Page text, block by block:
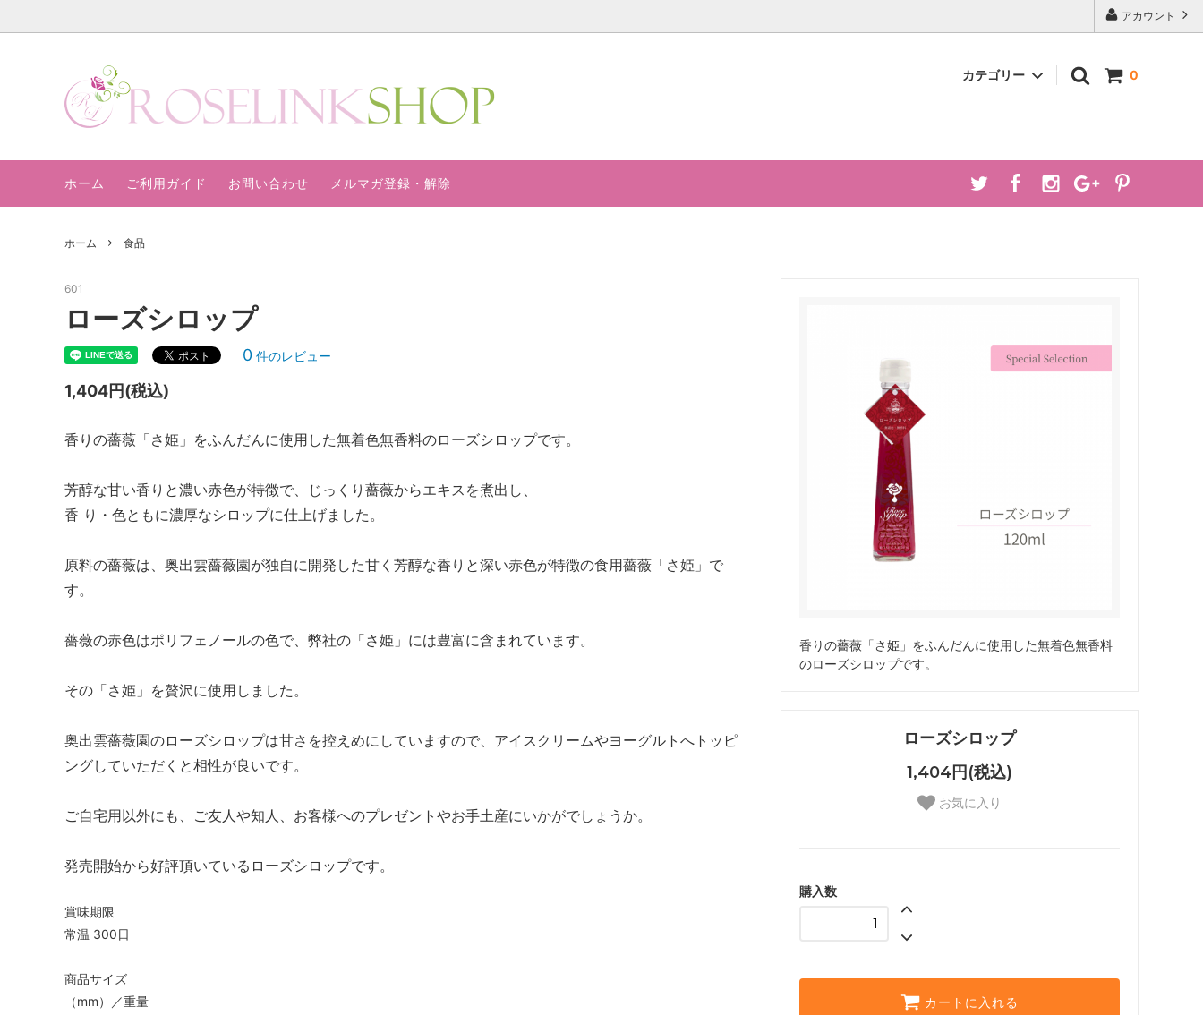
アカウント
0
カテゴリー
薔薇彩美習慣ホームケアキット
ホーム ご利用ガイド お問い合わせ メルマガ登録・解除
ホーム 食品
香りの薔薇「さ姫」をふんだんに使用した無着色無香料
のローズシロップです。
ローズシロップ
1,404円(税込)
お気に入り
購入数
カートに入れる
601
ローズシロップ
0 件のレビュー
1,404円(税込)
香りの薔薇「さ姫」をふんだんに使用した無着色無香料のローズシロップです。
芳醇な甘い香りと濃い赤色が特徴で、じっくり薔薇からエキスを煮出し、
香 り・色ともに濃厚なシロップに仕上げました。
原料の薔薇は、奥出雲薔薇園が独自に開発した甘く芳醇な香りと深い赤色が特徴の食用薔薇「さ姫」で
す。
薔薇の赤色はポリフェノールの色で、弊社の「さ姫」には豊富に含まれています。
その「さ姫」を贅沢に使用しました。
奥出雲薔薇園のローズシロップは甘さを控えめにしていますので、アイスクリームやヨーグルトへトッピ
ングしていただくと相性が良いです。
ご自宅用以外にも、ご友人や知人、お客様へのプレゼントやお手土産にいかがでしょうか。
発売開始から好評頂いているローズシロップです。
賞味期限
常温 300日
商品サイズ
（mm）／重量